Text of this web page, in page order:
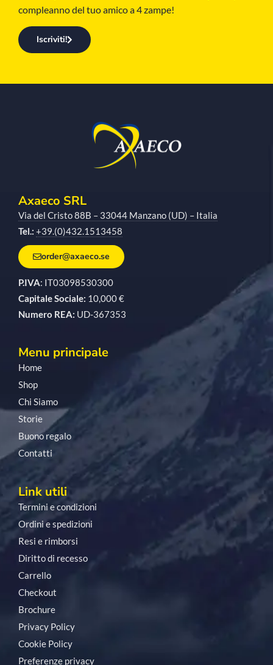
compleanno del tuo amico a 4 zampe!
Iscriviti!
Axaeco SRL
Via del Cristo 88B – 33044 Manzano (UD) – Italia
Tel.: +39.(0)432.1513458
order@axaeco.se
P.IVA: IT03098530300
Capitale Sociale: 10,000 €
Numero REA: UD-367353
Menu principale
Home
Shop
Chi Siamo
Storie
Buono regalo
Contatti
Link utili
Termini e condizioni
Ordini e spedizioni
Resi e rimborsi
Diritto di recesso
Carrello
Checkout
Brochure
Privacy Policy
Cookie Policy
Preferenze privacy